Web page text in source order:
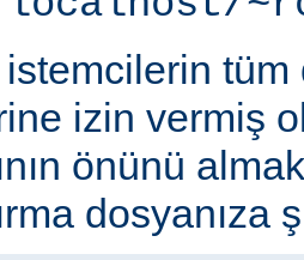
izin vermiş
önünü
dosyanıza